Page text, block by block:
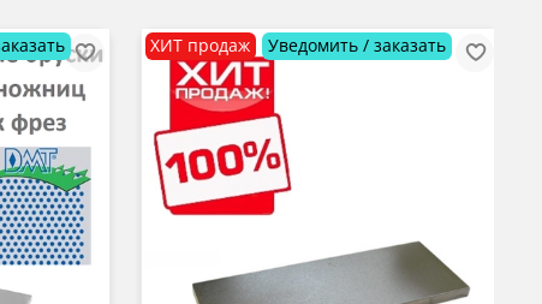
ХИТ продаж Уведомить / заказать